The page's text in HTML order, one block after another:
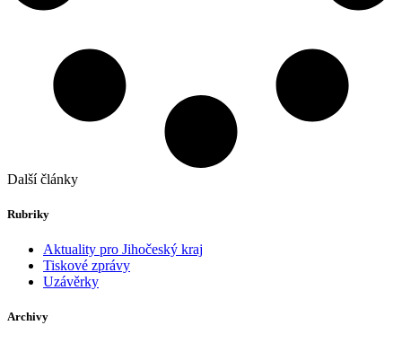
Další články
Rubriky
Aktuality pro Jihočeský kraj
Tiskové zprávy
Uzávěrky
Archivy